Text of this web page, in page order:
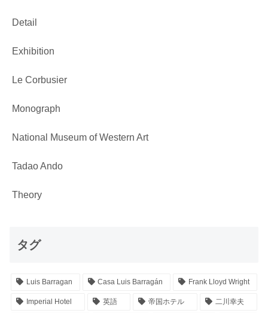
Detail
Exhibition
Le Corbusier
Monograph
National Museum of Western Art
Tadao Ando
Theory
タグ
Luis Barragan Casa Luis Barragán Frank Lloyd Wright
Imperial Hotel 英語 帝国ホテル 二川幸夫